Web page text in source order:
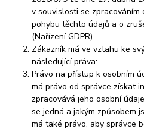
v souvislosti se zpracováním
pohybu těchto údajů a o
(Nařízení GDPR).
Zákazník má ve vztahu ke
následující práva:
Právo na přístup k osobním
má právo od správce získat
zpracovává jeho osobní
se jedná a jakým způsobem
má také právo, aby správce